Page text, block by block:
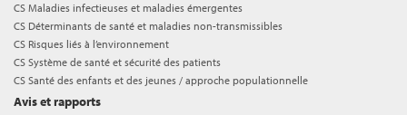
CS Maladies infectieuses et maladies émergentes
CS Déterminants de santé et maladies non-transmissibles
CS Risques liés à l’environnement
CS Système de santé et sécurité des patients
CS Santé des enfants et des jeunes / approche populationnelle
Avis et rapports